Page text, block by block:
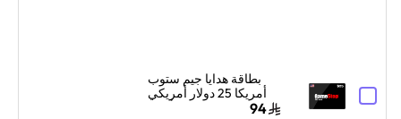
بطاقة هدايا جيم ستوب
أمريكا 25 دولار أمريكي
94